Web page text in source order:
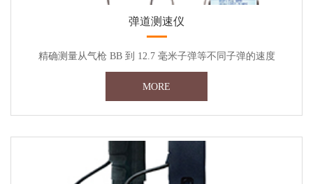
弹道测速仪
精确测量从气枪 BB 到 12.7 毫米子弹等不同子弹的速度
MORE